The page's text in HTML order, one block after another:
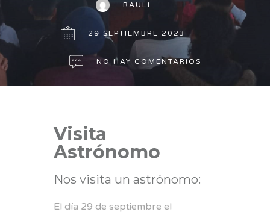
RAULI
29 SEPTIEMBRE 2023
NO HAY COMENTARIOS
Visita
Astrónomo
Nos visita un astrónomo:
El día 29 de septiembre el